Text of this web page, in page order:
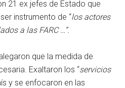
21 ex jefes de Estado que
instrumento de “los actores
a las FARC …”.
que la medida de
Exaltaron los “servicios
y se enfocaron en las